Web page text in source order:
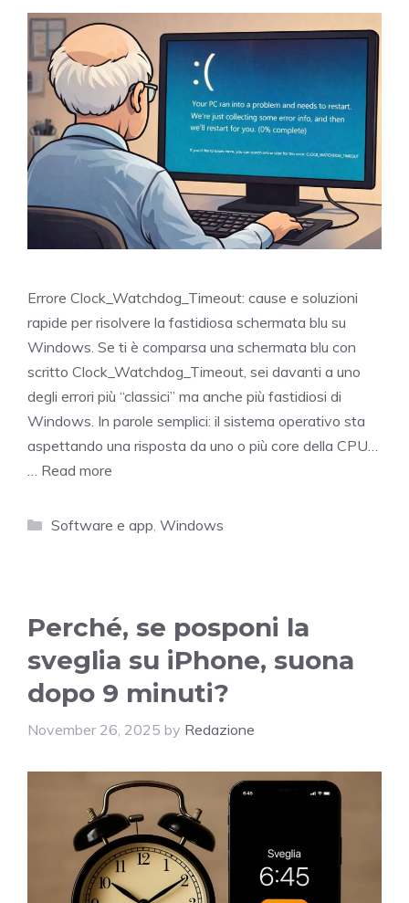
Errore Clock_Watchdog_Timeout: cause e soluzioni
rapide per risolvere la fastidiosa schermata blu su
Windows. Se ti è comparsa una schermata blu con
scritto Clock_Watchdog_Timeout, sei davanti a uno
degli errori più “classici” ma anche più fastidiosi di
Windows. In parole semplici: il sistema operativo sta
aspettando una risposta da uno o più core della CPU…
… Read more
Categories
Software e app, Windows
Perché, se posponi la
sveglia su iPhone, suona
dopo 9 minuti?
November 26, 2025 by Redazione